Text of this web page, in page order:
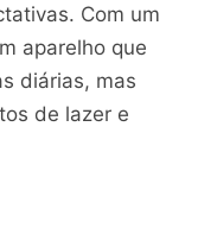
Com um
aparelho que
diárias, mas
de lazer e